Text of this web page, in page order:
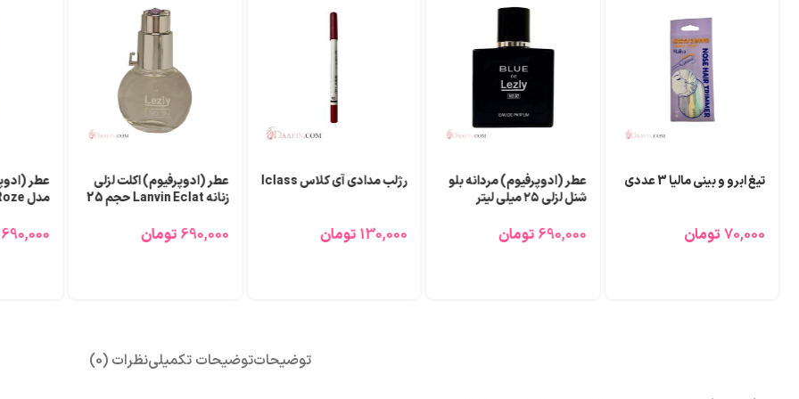
تیغ ابرو و بینی مالیا 3 عددی
70,000 تومان
عطر (ادوپرفیوم) مردانه بلو
شنل لزلی ۲۵ میلی لیتر
690,000 تومان
رژلب مدادی آی کلاس Iclass
130,000 تومان
عطر (ادوپرفیوم) اکلت لزلی
زنانه Lanvin Eclat حجم 25
690,000 تومان
عطر
690,000
توضیحاتتوضیحات تکمیلینظرات (0)